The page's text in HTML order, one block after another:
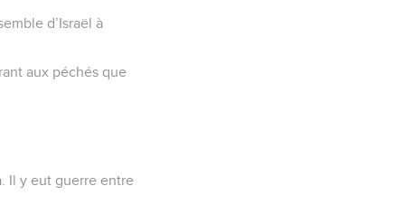
d’Israël à
aux péchés que
Il y eut guerre entre